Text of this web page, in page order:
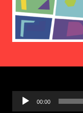
Ljudspelare
00:00